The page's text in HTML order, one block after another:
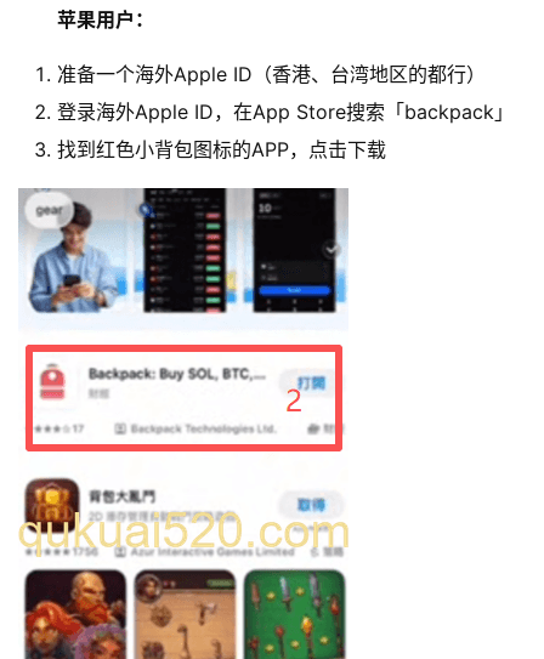
苹果用户：
准备一个海外Apple ID（香港、台湾地区的都行）
登录海外Apple ID，在App Store搜索「backpack」
找到红色小背包图标的APP，点击下载